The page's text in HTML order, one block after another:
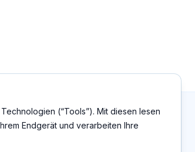
(“Tools”). Mit diesen lesen
Endgerät und verarbeiten Ihre